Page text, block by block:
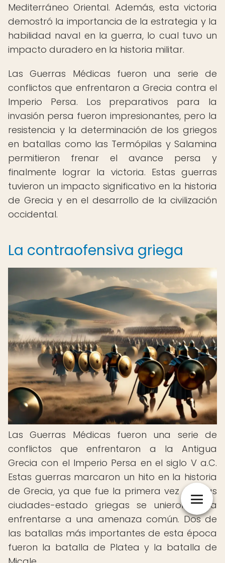
Mediterráneo Oriental. Además, esta victoria
demostró la importancia de la estrategia y la
habilidad naval en la guerra, lo cual tuvo un
impacto duradero en la historia militar.
Las Guerras Médicas fueron una serie de
conflictos que enfrentaron a Grecia contra el
Imperio Persa. Los preparativos para la
invasión persa fueron impresionantes, pero la
resistencia y la determinación de los griegos
en batallas como las Termópilas y Salamina
permitieron frenar el avance persa y
finalmente lograr la victoria. Estas guerras
tuvieron un impacto significativo en la historia
de Grecia y en el desarrollo de la civilización
occidental.
La contraofensiva griega
Las Guerras Médicas fueron una serie de
conflictos que enfrentaron a la Antigua
Grecia con el Imperio Persa en el siglo V a.C.
Estas guerras marcaron un hito en la historia
de Grecia, ya que fue la primera vez que las
ciudades-estado griegas se unieron para
enfrentarse a una amenaza común. Dos de
las batallas más importantes de esta época
fueron la batalla de Platea y la batalla de